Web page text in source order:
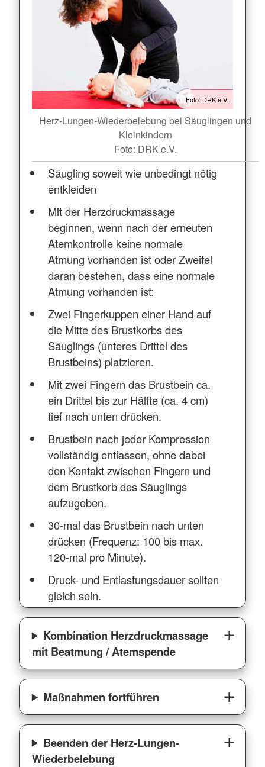
Foto: DRK e.V.
Herz-Lungen-Wiederbelebung bei Säuglingen und
Kleinkindern
Foto: DRK e.V.
Säugling soweit wie unbedingt nötig
entkleiden
Mit der Herzdruckmassage
beginnen, wenn nach der erneuten
Atemkontrolle keine normale
Atmung vorhanden ist oder Zweifel
daran bestehen, dass eine normale
Atmung vorhanden ist:
Zwei Fingerkuppen einer Hand auf
die Mitte des Brustkorbs des
Säuglings (unteres Drittel des
Brustbeins) platzieren.
Mit zwei Fingern das Brustbein ca.
ein Drittel bis zur Hälfte (ca. 4 cm)
tief nach unten drücken.
Brustbein nach jeder Kompression
vollständig entlassen, ohne dabei
den Kontakt zwischen Fingern und
dem Brustkorb des Säuglings
aufzugeben.
30-mal das Brustbein nach unten
drücken (Frequenz: 100 bis max.
120-mal pro Minute).
Druck- und Entlastungsdauer sollten
gleich sein.
Kombination Herzdruckmassage
mit Beatmung / Atemspende
Maßnahmen fortführen
Beenden der Herz-Lungen-
Wiederbelebung